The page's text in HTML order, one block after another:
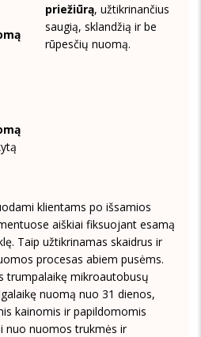
priežiūrą, užtikrinančius
saugią, sklandžią ir be
rūpesčių nuomą.
klientams po išsamios
aiškiai fiksuojant esamą
Taip užtikrinamas skaidrus ir
procesas abiem pusėms.
trumpalaikę mikroautobusų
nuomą nuo 31 dienos,
kainomis ir papildomomis
nuo nuomos trukmės ir